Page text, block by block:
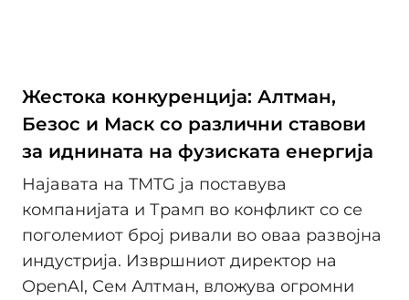
Жестока конкуренција: Алтман,
Безос и Мaск со различни ставови
за иднината на фузиската енергија
Најавата на TMTG ја поставува
компанијата и Трамп во конфликт со се
поголемиот број ривали во оваа развојна
индустрија. Извршниот директор на
OpenAI, Сем Алтман, вложува огромни